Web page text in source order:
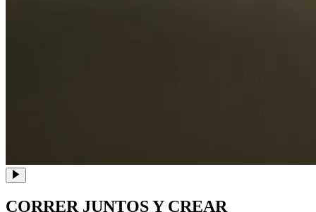
CORRER JUNTOS Y CREAR